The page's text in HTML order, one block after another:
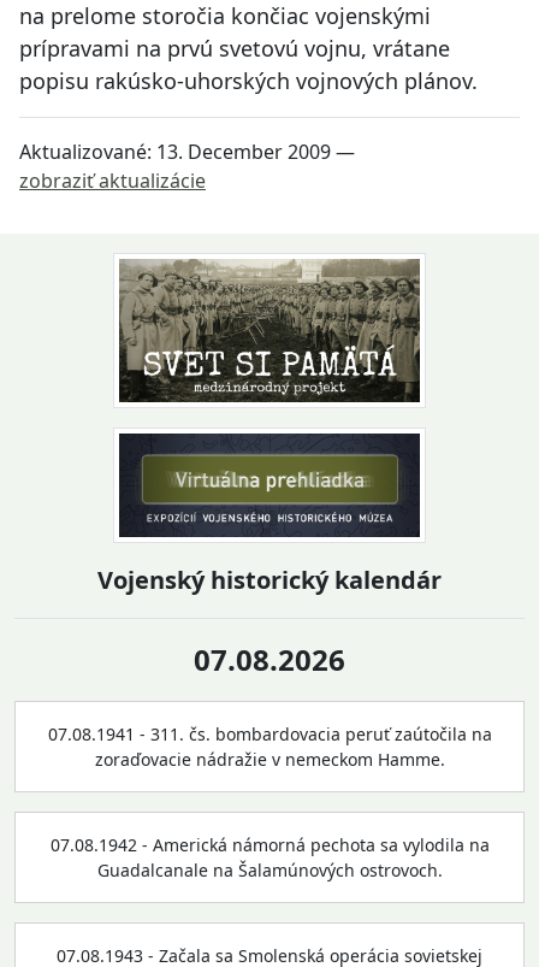
na prelome storočia končiac vojenskými
prípravami na prvú svetovú vojnu, vrátane
popisu rakúsko-uhorských vojnových plánov.
Aktualizované: 13. December 2009—
zobraziť aktualizácie
Vojenský historický kalendár
07.08.2026
07.08.1941 - 311. čs. bombardovacia peruť zaútočila na
zoraďovacie nádražie v nemeckom Hamme.
07.08.1942 - Americká námorná pechota sa vylodila na
Guadalcanale na Šalamúnových ostrovoch.
07.08.1943 - Začala sa Smolenská operácia sovietskej